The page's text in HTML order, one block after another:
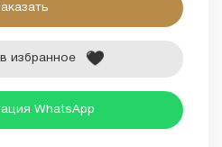
избранное
WhatsApp